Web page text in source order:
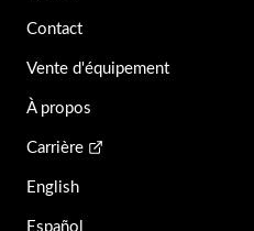
Contact
Vente d'équipement
À propos
Carrière
English
Español